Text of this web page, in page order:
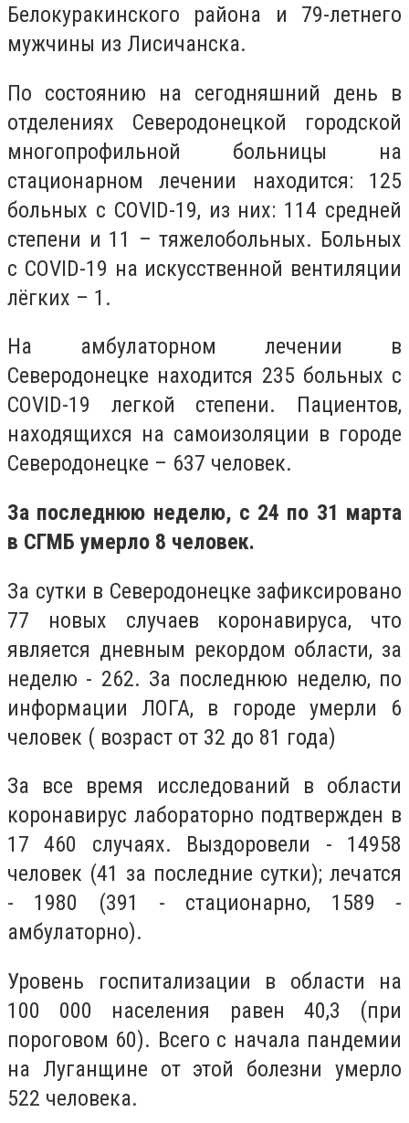
Белокуракинского района и 79-летнего
мужчины из Лисичанска.
По состоянию на сегодняшний день в
отделениях Северодонецкой городской
многопрофильной больницы на
стационарном лечении находится: 125
больных с COVID-19, из них: 114 средней
степени и 11 – тяжелобольных. Больных
с COVID-19 на искусственной вентиляции
лёгких – 1.
На амбулаторном лечении в
Северодонецке находится 235 больных с
COVID-19 легкой степени. Пациентов,
находящихся на самоизоляции в городе
Северодонецке – 637 человек.
За последнюю неделю, с 24 по 31 марта
в СГМБ умерло 8 человек.
За сутки в Северодонецке зафиксировано
77 новых случаев коронавируса, что
является дневным рекордом области, за
неделю - 262. За последнюю неделю, по
информации ЛОГА, в городе умерли 6
человек ( возраст от 32 до 81 года)
За все время исследований в области
коронавирус лабораторно подтвержден в
17 460 случаях. Выздоровели - 14958
человек (41 за последние сутки); лечатся
- 1980 (391 - стационарно, 1589 -
амбулаторно).
Уровень госпитализации в области на
100 000 населения равен 40,3 (при
пороговом 60). Всего с начала пандемии
на Луганщине от этой болезни умерло
522 человека.